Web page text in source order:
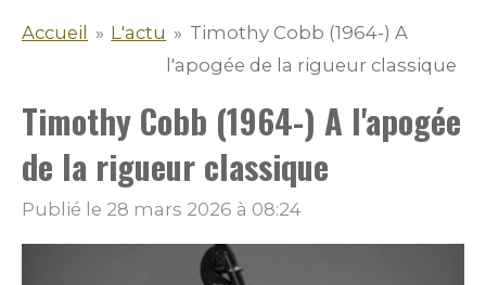
Accueil » L'actu » Timothy Cobb (1964-) A
l'apogée de la rigueur classique
Timothy Cobb (1964-) A l'apogée
de la rigueur classique
Publié le 28 mars 2026 à 08:24